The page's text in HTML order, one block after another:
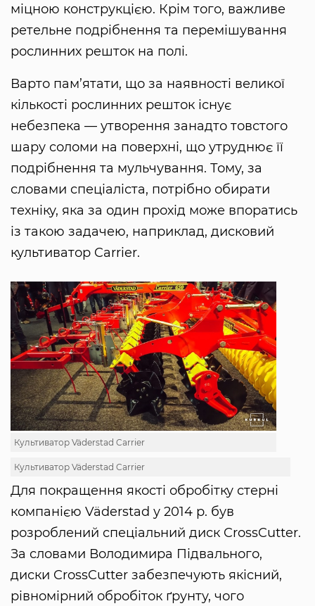
міцною конструкцією. Крім того, важливе
ретельне подрібнення та перемішування
рослинних решток на полі.
Варто пам’ятати, що за наявності великої
кількості рослинних решток існує
небезпека — утворення занадто товстого
шару соломи на поверхні, що утруднює її
подрібнення та мульчування. Тому, за
словами спеціаліста, потрібно обирати
техніку, яка за один прохід може впоратись
із такою задачею, наприклад, дисковий
культиватор Carrier.
Культиватор Väderstad Carrier
Культиватор Väderstad Carrier
Для покращення якості обробітку стерні
компанією Väderstad у 2014 р. був
розроблений спеціальний диск CrossCutter.
За словами Володимира Підвального,
диски CrossCutter забезпечують якісний,
рівномірний обробіток ґрунту, чого